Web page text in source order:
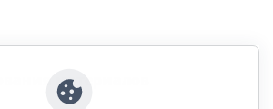
материалов